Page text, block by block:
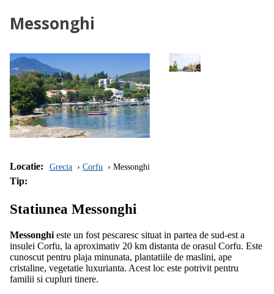
Messonghi
Locatie: Grecia Corfu Messonghi
Tip:
Statiunea Messonghi
Messonghi este un fost pescaresc situat in partea de sud-est a
insulei Corfu, la aproximativ 20 km distanta de orasul Corfu. Este
cunoscut pentru plaja minunata, plantatiile de maslini, ape
cristaline, vegetatie luxurianta. Acest loc este potrivit pentru
familii si cupluri tinere.